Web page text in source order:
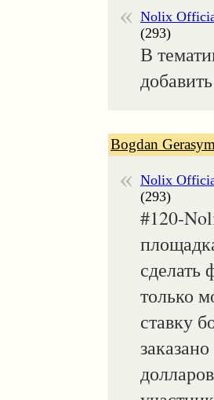
Nolix
(293)
В
добавить
Bogdan
Nolix
(293)
#120-
сделать
только
ставку